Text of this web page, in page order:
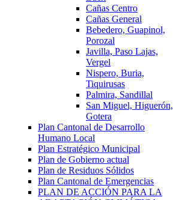
Cañas Centro
Cañas General
Bebedero, Guapinol,
Porozal
Javilla, Paso Lajas,
Vergel
Nispero, Buria,
Tiquirusas
Palmira, Sandillal
San Miguel, Higuerón,
Gotera
Plan Cantonal de Desarrollo
Humano Local
Plan Estratégico Municipal
Plan de Gobierno actual
Plan de Residuos Sólidos
Plan Cantonal de Emergencias
PLAN DE ACCIÓN PARA LA